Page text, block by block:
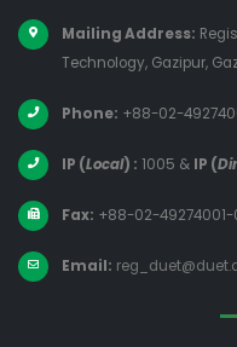
Mailing Address:
Technology, Gazipur,
Phone: +88-02-
IP (Local) : 1005 & IP (
Fax: +88-02-49274001-
Email: